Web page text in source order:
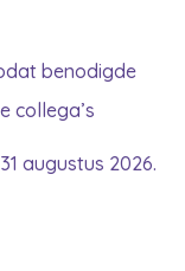
benodigde
collega’s
augustus 2026.